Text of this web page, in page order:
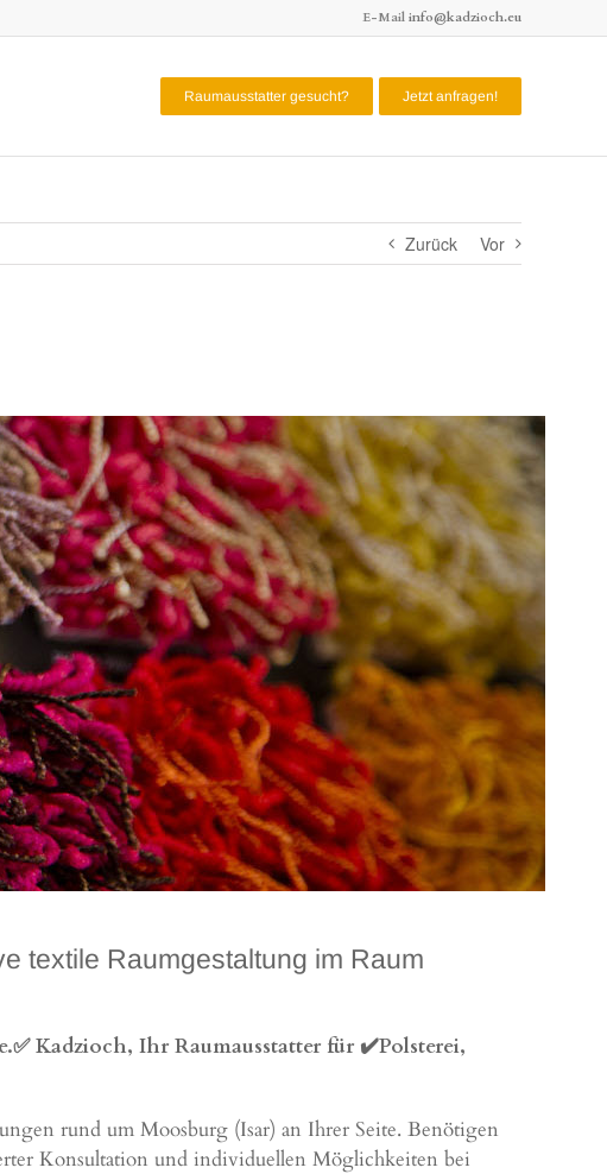
E-Mail info@kadzioch.eu
Raumausstatter gesucht? Jetzt anfragen!
Zurück Vor
textile Raumgestaltung im Raum
Kadzioch, Ihr Raumausstatter für ✔️Polsterei,
rund um Moosburg (Isar) an Ihrer Seite. Benötigen
Konsultation und individuellen Möglichkeiten bei